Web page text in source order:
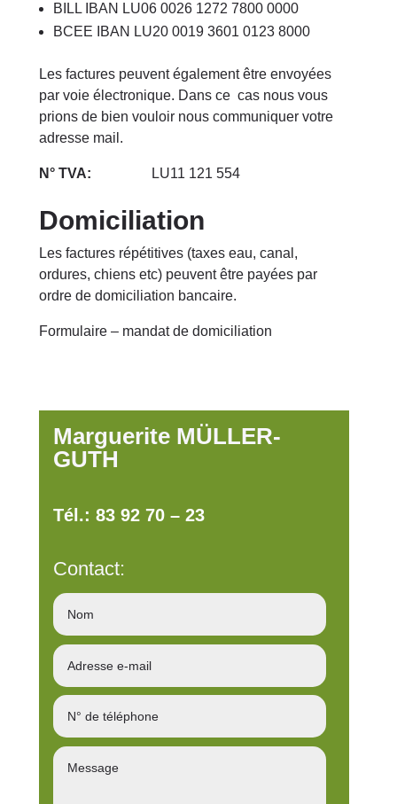
BILL IBAN LU06 0026 1272 7800 0000
BCEE IBAN LU20 0019 3601 0123 8000
Les factures peuvent également être envoyées
par voie électronique. Dans ce cas nous vous
prions de bien vouloir nous communiquer votre
adresse mail.
N° TVA: LU11 121 554
Domiciliation
Les factures répétitives (taxes eau, canal,
ordures, chiens etc) peuvent être payées par
ordre de domiciliation bancaire.
Formulaire – mandat de domiciliation
Marguerite MÜLLER-
GUTH
Tél.: 83 92 70 – 23
Contact: